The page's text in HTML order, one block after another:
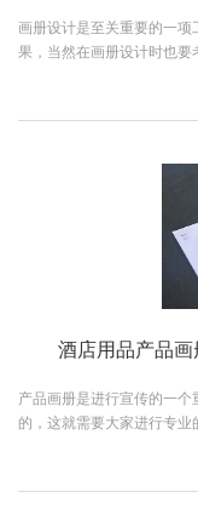
画册设计是至关重要的一
果，当然在画册设计时也要
酒店用品产品
产品画册是进行宣传的一
的，这就需要大家进行专